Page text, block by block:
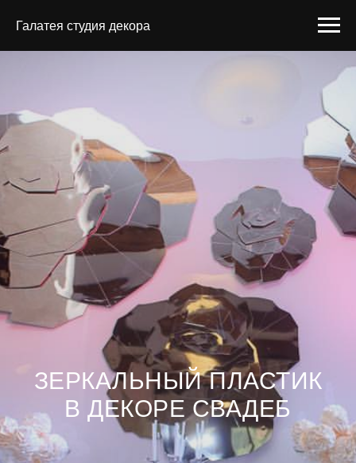
Галатея студия декора
ЗЕРКАЛЬНЫЙ ПЛАСТИК
В ДЕКОРЕ СВАДЕБ